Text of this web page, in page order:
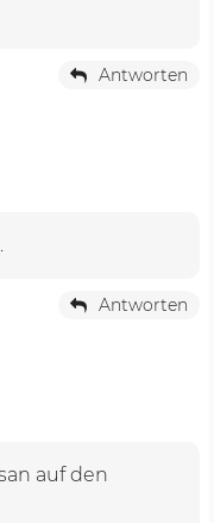
Antworten
Antworten
auf den